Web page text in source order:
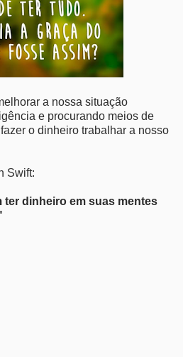
a nossa situação
e procurando meios de
o dinheiro trabalhar a nosso
Swift:
dinheiro em suas mentes